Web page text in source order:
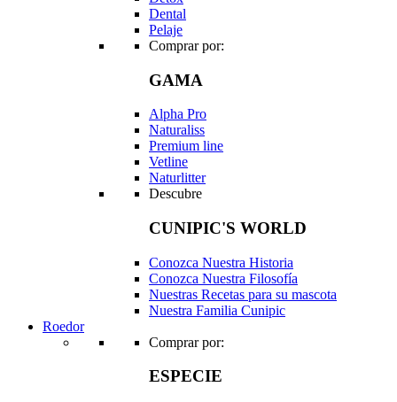
Dental
Pelaje
Comprar por:
GAMA
Alpha Pro
Naturaliss
Premium line
Vetline
Naturlitter
Descubre
CUNIPIC'S WORLD
Conozca Nuestra Historia
Conozca Nuestra Filosofía
Nuestras Recetas para su mascota
Nuestra Familia Cunipic
Roedor
Comprar por:
ESPECIE